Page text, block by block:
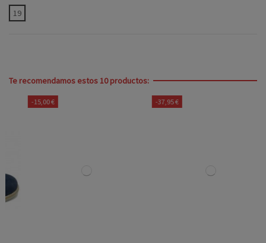
19
Te recomendamos estos 10 productos:
-15,00 € -37,95 €